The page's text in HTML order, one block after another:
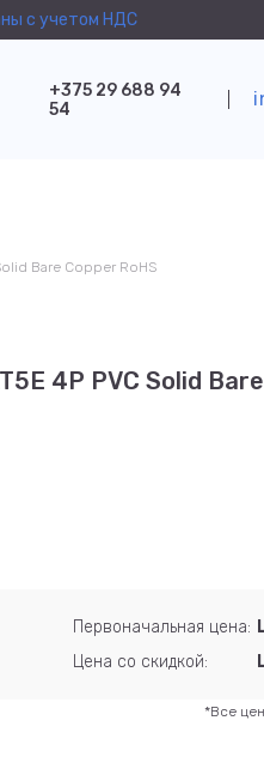
с учетом НДС
+375 29 688 94
54
Bare Copper RoHS
4P PVC Solid
Первоначальная цена:
Цена со скидкой:
*Все